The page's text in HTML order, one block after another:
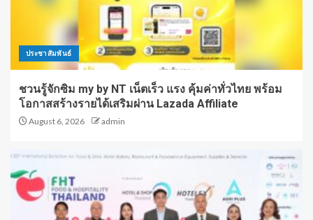
ประชาสัมพันธ์
ชวนรู้จักซิม my by NT เน็ตเร็ว แรง คุ้มค่าทั่วไทย พร้อม
โอกาสสร้างรายได้เสริมผ่าน Lazada Affiliate
August 6, 2026 admin